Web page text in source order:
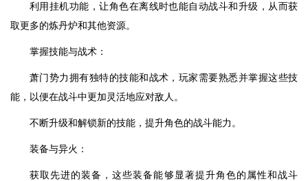
利用挂机功能，让角色在离线时也能自动战斗和升级，从而获
取更多的炼丹炉和其他资源。
掌握技能与战术：
萧门势力拥有独特的技能和战术，玩家需要熟悉并掌握这些技
能，以便在战斗中更加灵活地应对敌人。
不断升级和解锁新的技能，提升角色的战斗能力。
装备与异火：
获取先进的装备，这些装备能够显著提升角色的属性和战斗